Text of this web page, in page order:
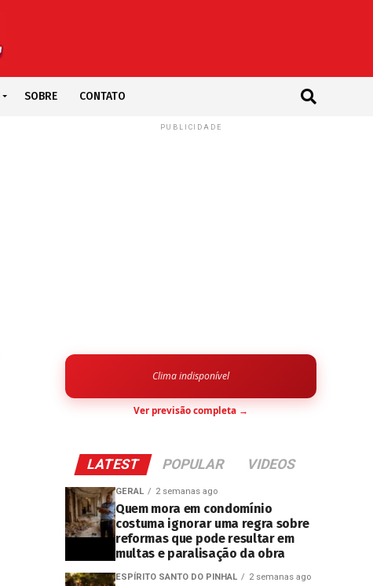
SOBRE CONTATO
PUBLICIDADE
Clima indisponível
Ver previsão completa →
LATEST POPULAR VIDEOS
GERAL 2 semanas ago
Quem mora em condomínio
costuma ignorar uma regra sobre
reformas que pode resultar em
multas e paralisação da obra
ESPÍRITO SANTO DO PINHAL 2 semanas ago